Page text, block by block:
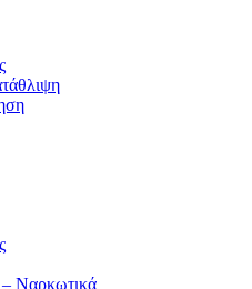
Ναρκωτικά